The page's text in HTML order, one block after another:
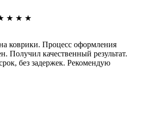
★ ★ ★
коврики. Процесс оформления
Получил качественный результат.
без задержек. Рекомендую